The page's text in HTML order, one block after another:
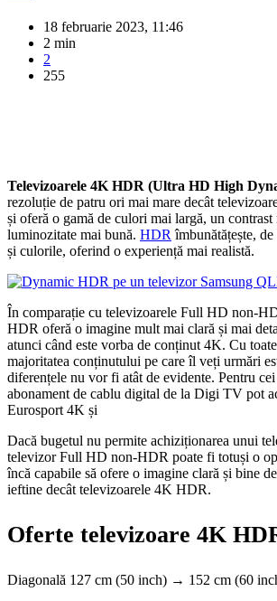
18 februarie 2023, 11:46
2 min
2
255
Televizoarele 4K HDR (Ultra HD High
rezoluție de patru ori mai mare decât
și oferă o gamă de culori mai largă, un contrast
luminozitate mai bună. HDR îmbunătățește, de
și culorile, oferind o experiență mai realistă.
În comparație cu televizoarele Full HD non-
HDR oferă o imagine mult mai clară și mai
atunci când este vorba de conținut 4K. Cu toate
majoritatea conținutului pe care îl veți urmări
diferențele nu vor fi atât de evidente. Pentru cei
abonament de cablu digital de la Digi TV pot
Eurosport 4K și
Dacă bugetul nu permite achiziționarea unui
televizor Full HD non-HDR poate fi totuși o
încă capabile să ofere o imagine clară și bine
ieftine decât televizoarele 4K HDR.
Oferte televizoare 4K
Diagonală 127 cm (50 inch) → 152 cm (60